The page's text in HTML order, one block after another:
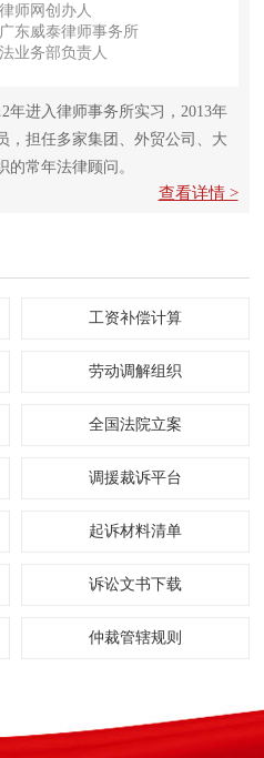
师网创办人
东威泰律师事务所
业务部负责人
年进入律师事务所实习，2013年
，担任多家集团、外贸公司、大
常年法律顾问。
查看详情 >
工资补偿计算
劳动调解组织
全国法院立案
调援裁诉平台
起诉材料清单
诉讼文书下载
仲裁管辖规则